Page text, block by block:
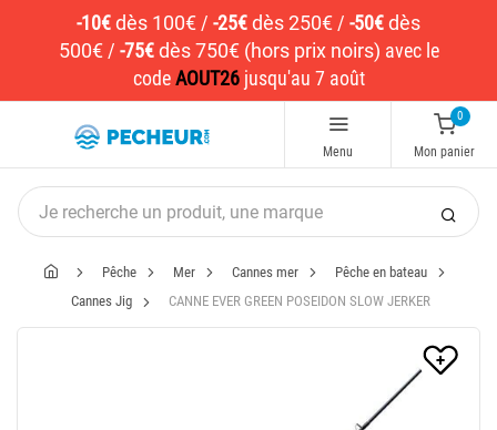
-10€dès 100€ / -25€dès 250€ / -50€dès
500€/ -75€ dès 750€ (hors prix noirs) avec le
codeAOUT26jusqu'au 7 août
Menu
0
Mon panier
Pêche Mer Cannes mer
Pêche en bateau
Cannes Jig
CANNE EVER GREEN POSEIDON SLOW JERKER